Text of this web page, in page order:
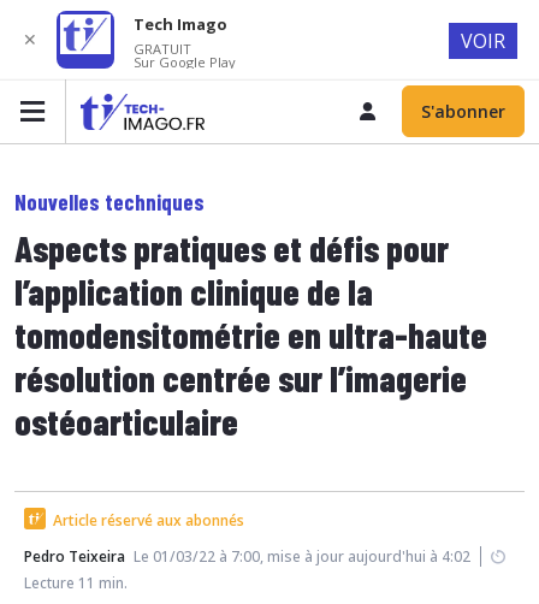
S'abonner
Nouvelles techniques
Aspects pratiques et défis pour
l’application clinique de la
tomodensitométrie en ultra-haute
résolution centrée sur l’imagerie
ostéoarticulaire
Article réservé aux abonnés
Pedro Teixeira Le 01/03/22 à 7:00, mise à jour aujourd'hui à 4:02
Lecture 11 min.
✕
Tech Imago
GRATUIT
Sur Google Play
VOIR